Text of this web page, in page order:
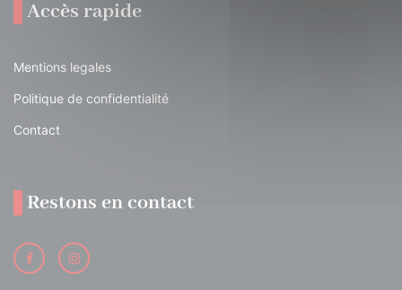
Accès rapide
Mentions legales
Politique de confidentialité
Contact
Restons en contact